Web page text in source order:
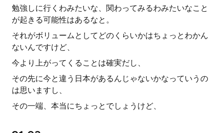
勉強しに行くわみたいな、関わってみるわみたいなこと
が起きる可能性はあるなと。
それがボリュームとしてどのくらいかはちょっとわかん
ないんですけど、
今より上がってくることは確実だし、
その先に今と違う日本があるんじゃないかなっていうの
は思いますし、
その一端、本当にちょっとでしょうけど、